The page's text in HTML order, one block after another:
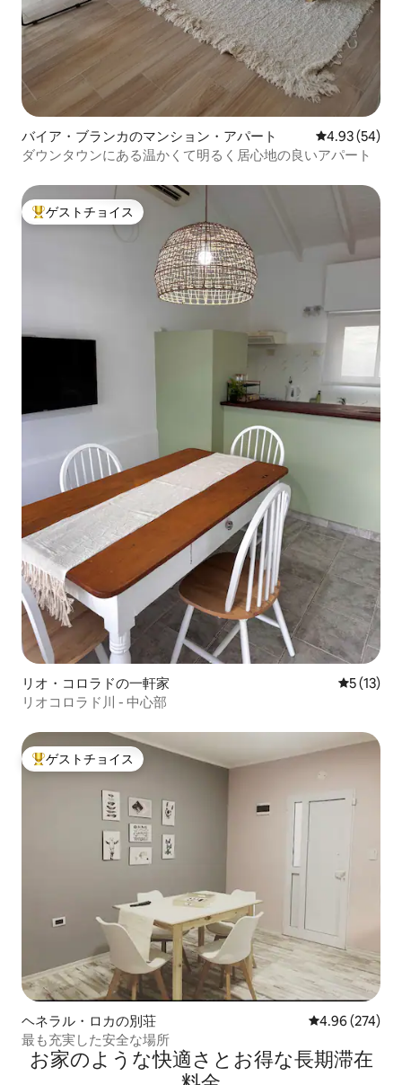
バイア・ブランカのマンション・アパート レビュー54
4.93 (54)
ダウンタウンにある温かくて明るく居心地の良いアパート
大好評のゲストチョイスです。
ゲストチョイス
リオ・コロラドの一軒家 レビュー
5 (13)
リオコロラド川 - 中心部
大好評のゲストチョイスです。
ゲストチョイス
ヘネラル・ロカの別荘 レビュー274
4.96 (274)
最も充実した安全な場所
お家のような快⁠適⁠さ⁠とお⁠得⁠な長⁠期⁠滞⁠在